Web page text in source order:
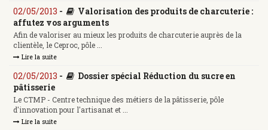
02/05/2013 -
Valorisation des produits de charcuterie :
affutez vos arguments
Afin de valoriser au mieux les produits de charcuterie auprès de la
clientèle, le Ceproc, pôle ...
Lire la suite
02/05/2013 -
Dossier spécial Réduction du sucre en
pâtisserie
Le CTMP - Centre technique des métiers de la pâtisserie, pôle
d'innovation pour l'artisanat et ...
Lire la suite